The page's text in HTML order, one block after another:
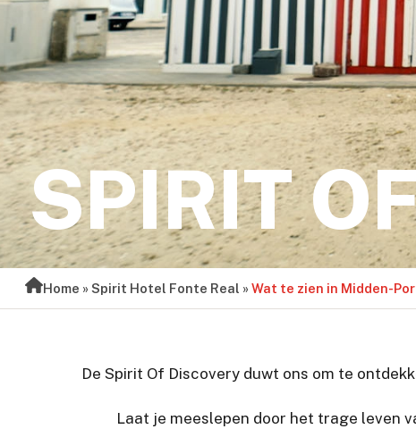
SPIRIT
Home »Spirit Hotel Fonte Real »Wat te zien in Midden-
De Spirit Of Discovery duwt ons om te
Laat je meeslepen door het trage leven